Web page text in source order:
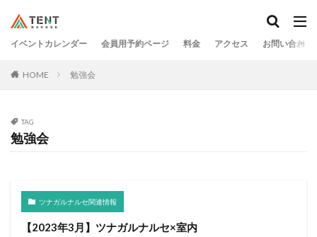
イベントカレンダー 会員用予約ページ 料金 アクセス お問い合わせ
HOME 勉強会
TAG
勉強会
ツナガルナルセ関連情報
【2023年3月】ツナガルナルセ×室内